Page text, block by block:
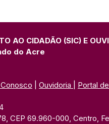
AO CIDADÃO (SIC) E
do Acre
Ouvidoria Portal
CEP 69.960-000, Centro,